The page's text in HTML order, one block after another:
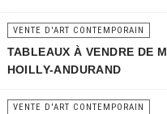
VENTE D'ART CONTEMPORAIN
TABLEAUX À VENDRE DE
HOILLY-ANDURAND
VENTE D'ART CONTEMPORAIN